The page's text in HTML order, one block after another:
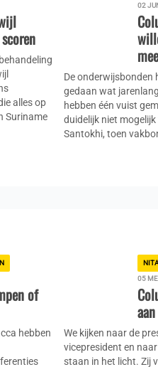
alles op
Suriname
02
De onderwijsbonden
gedaan wat
hebben één vuist
duidelijk niet
Santokhi, toen
of
hebben
05
We kijken naar de
vicepresident en
staan in het licht. Zij